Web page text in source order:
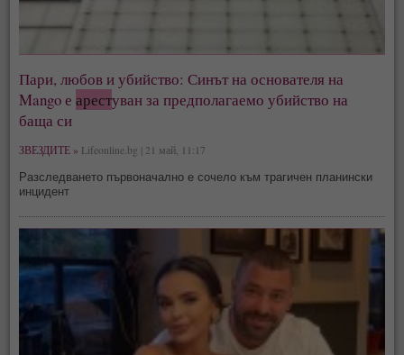
Пари, любов и убийство: Синът на основателя на
Mango еарестуван за предполагаемо убийство на
баща си
ЗВЕЗДИТЕ » Lifeonline.bg | 21 май, 11:17
Разследването първоначално е сочело към трагичен планински
инцидент